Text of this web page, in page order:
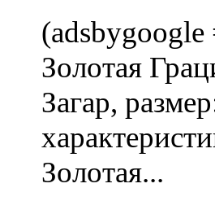
Золотая
Загар,
Золотая...